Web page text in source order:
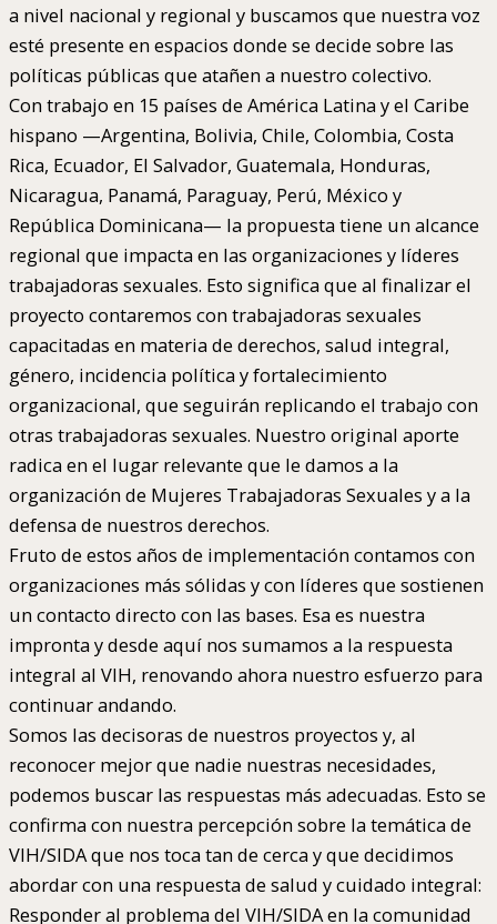
a nivel nacional y regional y buscamos que nuestra voz
esté presente en espacios donde se decide sobre las
políticas públicas que atañen a nuestro colectivo.
Con trabajo en 15 países de América Latina y el Caribe
hispano —Argentina, Bolivia, Chile, Colombia, Costa
Rica, Ecuador, El Salvador, Guatemala, Honduras,
Nicaragua, Panamá, Paraguay, Perú, México y
República Dominicana— la propuesta tiene un alcance
regional que impacta en las organizaciones y líderes
trabajadoras sexuales. Esto significa que al finalizar el
proyecto contaremos con trabajadoras sexuales
capacitadas en materia de derechos, salud integral,
género, incidencia política y fortalecimiento
organizacional, que seguirán replicando el trabajo con
otras trabajadoras sexuales. Nuestro original aporte
radica en el lugar relevante que le damos a la
organización de Mujeres Trabajadoras Sexuales y a la
defensa de nuestros derechos.
Fruto de estos años de implementación contamos con
organizaciones más sólidas y con líderes que sostienen
un contacto directo con las bases. Esa es nuestra
impronta y desde aquí nos sumamos a la respuesta
integral al VIH, renovando ahora nuestro esfuerzo para
continuar andando.
Somos las decisoras de nuestros proyectos y, al
reconocer mejor que nadie nuestras necesidades,
podemos buscar las respuestas más adecuadas. Esto se
confirma con nuestra percepción sobre la temática de
VIH/SIDA que nos toca tan de cerca y que decidimos
abordar con una respuesta de salud y cuidado integral:
Responder al problema del VIH/SIDA en la comunidad